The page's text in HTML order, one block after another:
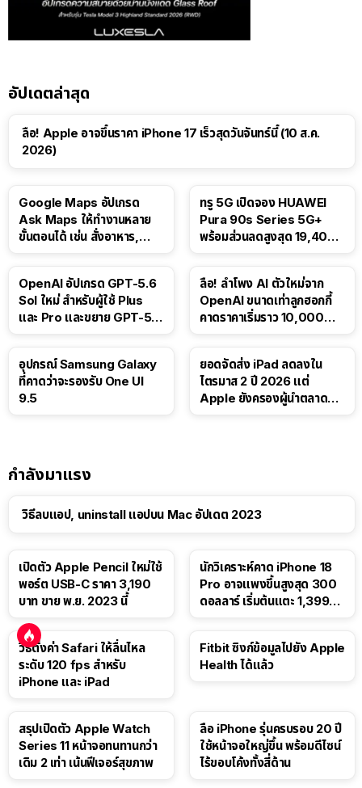
อัปเดตล่าสุด
ลือ! Apple อาจขึ้นราคา iPhone 17 เร็วสุดวันจันทร์นี้ (10 ส.ค.
2026)
Google Maps อัปเกรด
Ask Maps ให้ทำงานหลาย
ขั้นตอนได้ เช่น สั่งอาหาร,
ทรู 5G เปิดจอง HUAWEI
Pura 90s Series 5G+
พร้อมส่วนลดสูงสุด 19,400
OpenAI อัปเกรด GPT-5.6
Sol ใหม่ สำหรับผู้ใช้ Plus
และ Pro และขยาย GPT-5.6
ลือ! ลำโพง AI ตัวใหม่จาก
OpenAI ขนาดเท่าลูกฮอกกี้
คาดราคาเริ่มราว 10,000
อุปกรณ์ Samsung Galaxy
ที่คาดว่าจะรองรับ One UI
9.5
ยอดจัดส่ง iPad ลดลงใน
ไตรมาส 2 ปี 2026 แต่
Apple ยังครองผู้นำตลาด
กำลังมาแรง
วิธีลบแอป, uninstall แอปบน Mac อัปเดต 2023
เปิดตัว Apple Pencil ใหม่ใช้
พอร์ต USB-C ราคา 3,190
บาท ขาย พ.ย. 2023 นี้
นักวิเคราะห์คาด iPhone 18
Pro อาจแพงขึ้นสูงสุด 300
ดอลลาร์ เริ่มต้นแตะ 1,399
วิธีตั้งค่า Safari ให้ลื่นไหล
ระดับ 120 fps สำหรับ
iPhone และ iPad
Fitbit ซิงก์ข้อมูลไปยัง Apple
Health ได้แล้ว
สรุปเปิดตัว Apple Watch
Series 11 หน้าจอทนทานกว่า
เดิม 2 เท่า เน้นฟีเจอร์สุขภาพ
ลือ iPhone รุ่นครบรอบ 20 ปี
ใช้หน้าจอใหญ่ขึ้น พร้อมดีไซน์
ไร้ขอบโค้งทั้งสี่ด้าน